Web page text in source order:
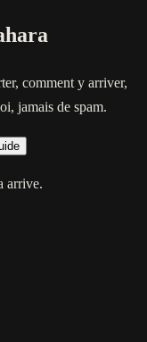
comment y arriver,
jamais de spam.
arrive.